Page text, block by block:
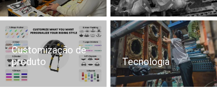
Customização de
produto
Tecnologia